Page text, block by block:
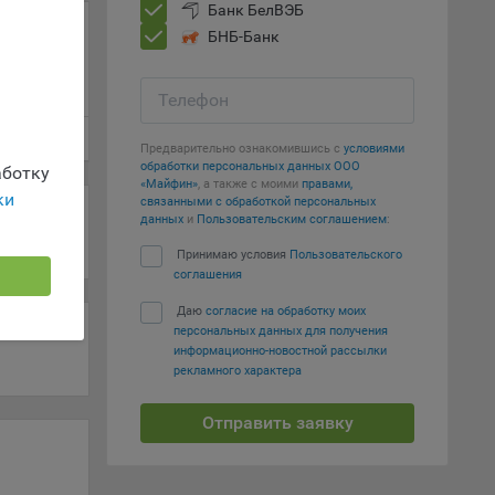
Банк БелВЭБ
БНБ-Банк
Телефон
Предварительно ознакомившись с условиями
обработки персональных данных ООО
«Майфин», а также с моими правами,
связанными с обработкой персональных
данных и Пользовательским соглашением:
Принимаю условия Пользовательского
соглашения
Даю согласие на обработку моих
персональных данных для получения
информационно-новостной рассылки
рекламного характера
Отправить заявку